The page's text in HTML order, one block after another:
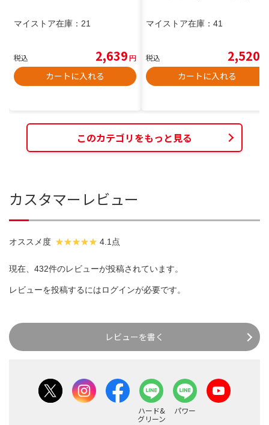
マイストア在庫： 21
税込 2,639円
カートに入れる
マイストア在庫： 41
税込 2,520
カートに入れる
このカテゴリをもっと見る
カスタマーレビュー
オススメ度 4.1点
現在、432件のレビューが投稿されています。
レビューを投稿するにはログインが必要です。
レビューを書く
ハード&
グリーン
パワー